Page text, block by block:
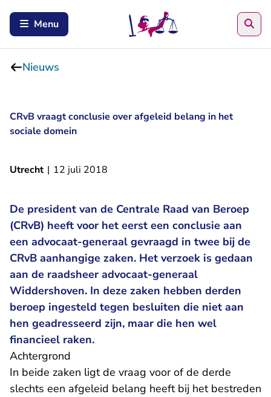
Menu
Nieuws
CRvB vraagt conclusie over afgeleid belang in het
sociale domein
Utrecht | 12 juli 2018
De president van de Centrale Raad van Beroep
(CRvB) heeft voor het eerst een conclusie aan
een advocaat-generaal gevraagd in twee bij de
CRvB aanhangige zaken. Het verzoek is gedaan
aan de raadsheer advocaat-generaal
Widdershoven. In deze zaken hebben derden
beroep ingesteld tegen besluiten die niet aan
hen geadresseerd zijn, maar die hen wel
financieel raken.
Achtergrond
In beide zaken ligt de vraag voor of de derde
slechts een afgeleid belang heeft bij het bestreden